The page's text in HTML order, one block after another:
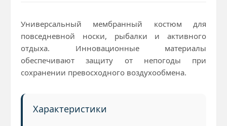
Универсальный мембранный костюм для
повседневной носки, рыбалки и активного
отдыха. Инновационные материалы
обеспечивают защиту от непогоды при
сохранении превосходного воздухообмена.
Характеристики